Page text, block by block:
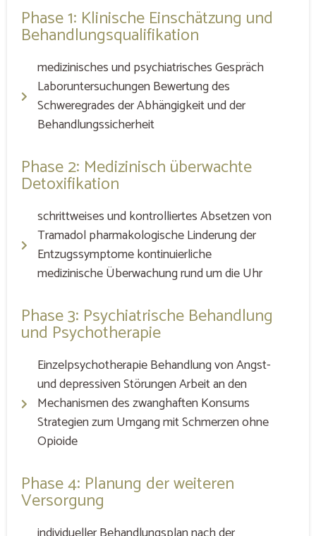
Phase 1: Klinische Einschätzung und
Behandlungsqualifikation
medizinisches und psychiatrisches Gespräch
Laboruntersuchungen Bewertung des
Schweregrades der Abhängigkeit und der
Behandlungssicherheit
Phase 2: Medizinisch überwachte
Detoxifikation
schrittweises und kontrolliertes Absetzen von
Tramadol pharmakologische Linderung der
Entzugssymptome kontinuierliche
medizinische Überwachung rund um die Uhr
Phase 3: Psychiatrische Behandlung
und Psychotherapie
Einzelpsychotherapie Behandlung von Angst-
und depressiven Störungen Arbeit an den
Mechanismen des zwanghaften Konsums
Strategien zum Umgang mit Schmerzen ohne
Opioide
Phase 4: Planung der weiteren
Versorgung